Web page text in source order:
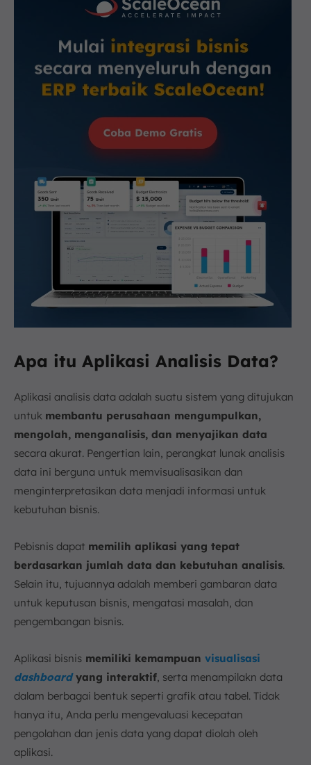
Apa itu Aplikasi Analisis Data?
Aplikasi analisis data adalah suatu sistem yang ditujukan
untuk membantu perusahaan mengumpulkan,
mengolah, menganalisis, dan menyajikan data
secara akurat. Pengertian lain, perangkat lunak analisis
data ini berguna untuk memvisualisasikan dan
menginterpretasikan data menjadi informasi untuk
kebutuhan bisnis.
Pebisnis dapat memilih aplikasi yang tepat
berdasarkan jumlah data dan kebutuhan analisis.
Selain itu, tujuannya adalah memberi gambaran data
untuk keputusan bisnis, mengatasi masalah, dan
pengembangan bisnis.
Aplikasi bisnis memiliki kemampuan visualisasi
dashboardyang interaktif, serta menampilakn data
dalam berbagai bentuk seperti grafik atau tabel. Tidak
hanya itu, Anda perlu mengevaluasi kecepatan
pengolahan dan jenis data yang dapat diolah oleh
aplikasi.